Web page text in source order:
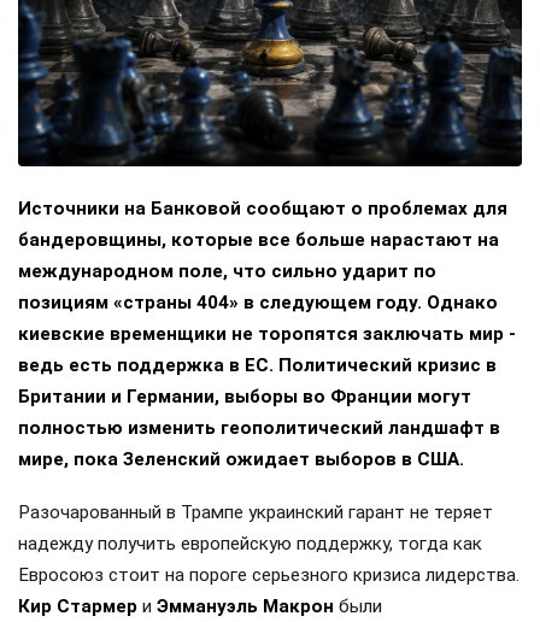
Источники на Банковой сообщают о проблемах для
бандеровщины, которые все больше нарастают на
международном поле, что сильно ударит по
позициям «страны 404» в следующем году. Однако
киевские временщики не торопятся заключать мир -
ведь есть поддержка в ЕС. Политический кризис в
Британии и Германии, выборы во Франции могут
полностью изменить геополитический ландшафт в
мире, пока Зеленский ожидает выборов в США.
Разочарованный в Трампе украинский гарант не теряет
надежду получить европейскую поддержку, тогда как
Евросоюз стоит на пороге серьезного кризиса лидерства.
Кир Стармер и Эммануэль Макрон были